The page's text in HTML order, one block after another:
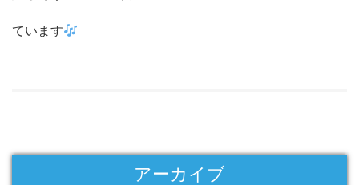
ています
アーカイブ